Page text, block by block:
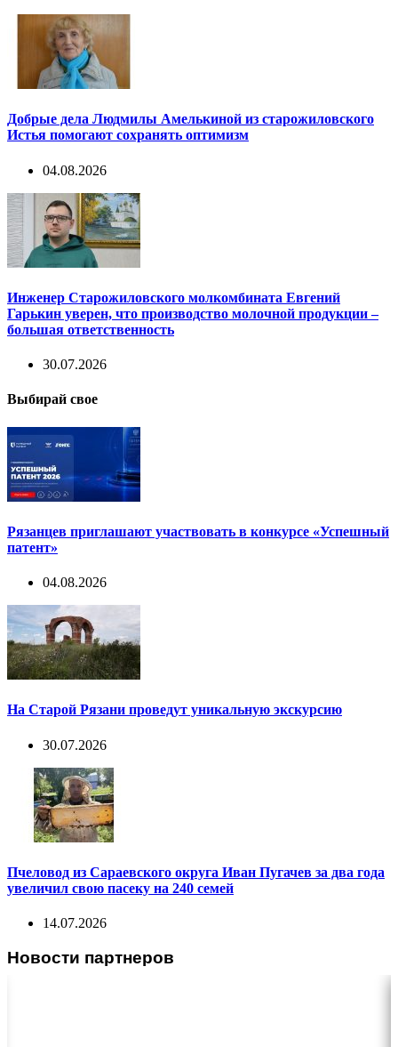
Добрые дела Людмилы Амелькиной из старожиловского
Истья помогают сохранять оптимизм
04.08.2026
Инженер Старожиловского молкомбината Евгений
Гарькин уверен, что производство молочной продукции –
большая ответственность
30.07.2026
Выбирай свое
Рязанцев приглашают участвовать в конкурсе «Успешный
патент»
04.08.2026
На Старой Рязани проведут уникальную экскурсию
30.07.2026
Пчеловод из Сараевского округа Иван Пугачев за два года
увеличил свою пасеку на 240 семей
14.07.2026
Новости партнеров